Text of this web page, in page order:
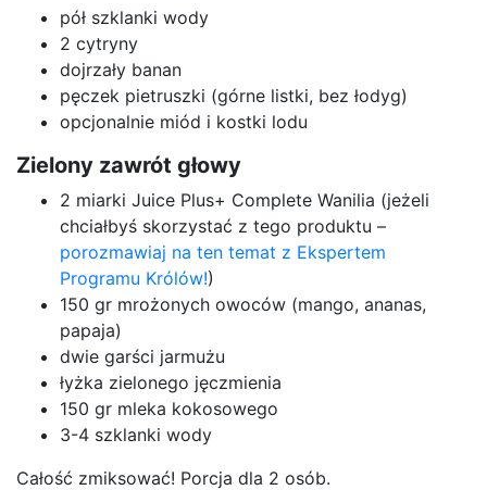
pół szklanki wody
2 cytryny
dojrzały banan
pęczek pietruszki (górne listki, bez łodyg)
opcjonalnie miód i kostki lodu
Zielony zawrót głowy
2 miarki Juice Plus+ Complete Wanilia (jeżeli
chciałbyś skorzystać z tego produktu –
porozmawiaj na ten temat z Ekspertem
Programu Królów!)
150 gr mrożonych owoców (mango, ananas,
papaja)
dwie garści jarmużu
łyżka zielonego jęczmienia
150 gr mleka kokosowego
3-4 szklanki wody
Całość zmiksować! Porcja dla 2 osób.